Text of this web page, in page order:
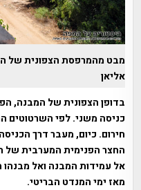
מבט מהמרפסת הצפונית של
אליאן
בדופן הצפונית של המבנה,
כניסה משני. לפי השרטוטים
חירום. כיום, מעבר דרך
החצר הפנימית המערבית של
אל עמידות המבנה ואל
מאז ימי המנדט הבריטי.